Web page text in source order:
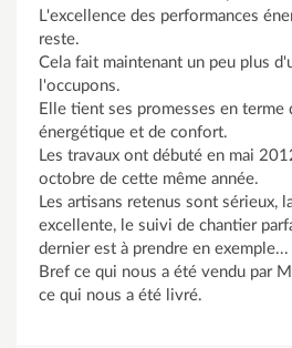
L'excellence des performances
reste.
Cela fait maintenant un peu plus
l'occupons.
Elle tient ses promesses en terme
énergétique et de confort.
Les travaux ont débuté en mai
octobre de cette même année.
Les artisans retenus sont sérieux,
excellente, le suivi de chantier
dernier est à prendre en exemple...
Bref ce qui nous a été vendu par
ce qui nous a été livré.